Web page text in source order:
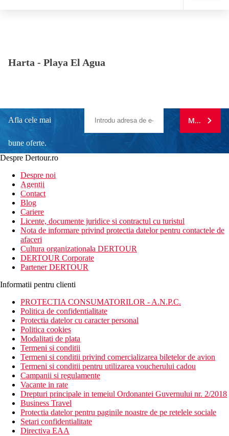
Harta - Playa El Agua
Afla cele mai
bune oferte.
newsletter!
MA
Despre Dertour.ro
Despre noi
Agentii
Contact
Blog
Cariere
Licente, documente juridice si contractul cu turistul
Nota de informare privind protectia datelor pentru contactele de
afaceri
Cultura organizationala DERTOUR
DERTOUR Corporate
Partener DERTOUR
Informatii pentru clienti
PROTECTIA CONSUMATORILOR - A.N.P.C.
Politica de confidentialitate
Protectia datelor cu caracter personal
Politica cookies
Modalitati de plata
Termeni si conditii
Termeni si conditii privind comercializarea biletelor de avion
Termeni si conditii pentru utilizarea voucherului cadou
Campanii si regulamente
Vacante in rate
Drepturi principale in temeiul Ordonantei Guvernului nr. 2/2018
Business Travel
Protectia datelor pentru paginile noastre de pe retelele sociale
Setari confidentialitate
Directiva EAA